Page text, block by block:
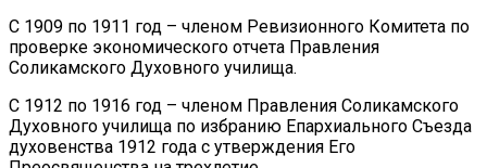
С 1909 по 1911 год – членом Ревизионного Комитета по
проверке экономического отчета Правления
Соликамского Духовного училища.
С 1912 по 1916 год – членом Правления Соликамского
Духовного училища по избранию Епархиального Съезда
духовенства 1912 года с утверждения Его